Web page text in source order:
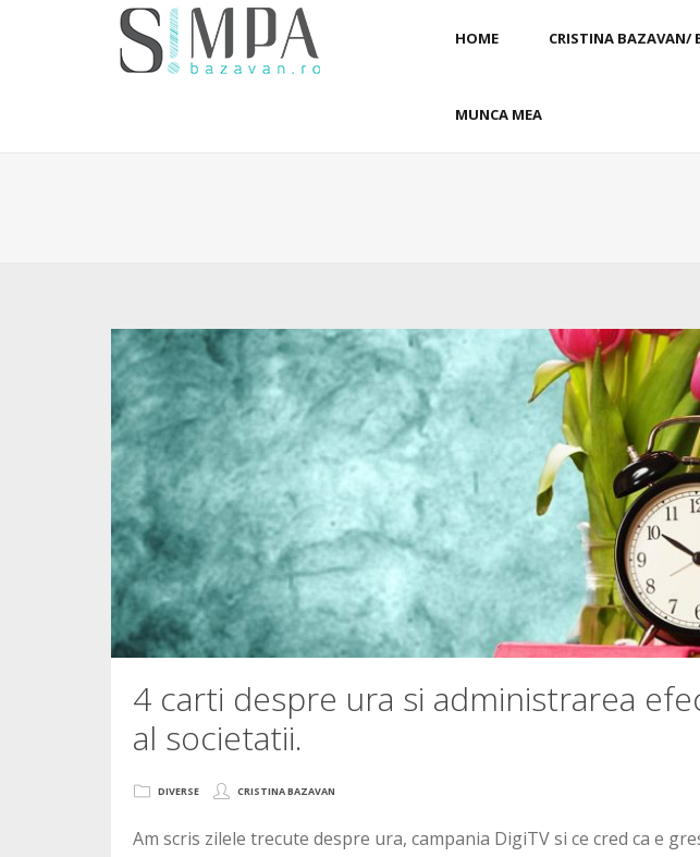
HOME CRISTINA BAZAVAN/
MUNCA MEA
4 carti despre ura si administrarea
al societatii.
DIVERSE CRISTINA BAZAVAN
Am scris zilele trecute despre ura, campania DigiTV si ce cred ca e